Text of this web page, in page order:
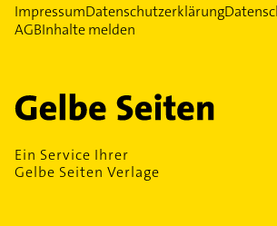
ImpressumDatenschutzerklärung
AGBInhalte melden
Ein Service Ihrer
Gelbe Seiten Verlage